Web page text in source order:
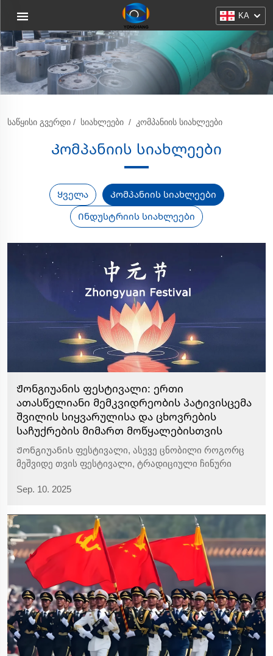
KA
ᲡᲐᲬᲧᲘᲡᲘ ᲒᲕᲔᲠᲓᲘ / ᲡᲘᲐᲮᲚᲔᲔᲑᲘ / ᲙᲝᲛᲞᲐᲜᲘᲘᲡ ᲡᲘᲐᲮᲚᲔᲔᲑᲘ
Კომპანიის სიახლეები
Ყველა Კომპანიის სიახლეები
Ინდუსტრიის სიახლეები
Ჟონგიუანის ფესტივალი: ერთი
ათასწელიანი მემკვიდრეობის პატივისცემა
შვილის სიყვარულისა და ცხოვრების
საჩუქრების მიმართ მოწყალებისთვის
Ჟონგიუანის ფესტივალი, ასევე ცნობილი როგორც
მეშვიდე თვის ფესტივალი, ტრადიციული ჩინური
წინაპართა შესახსენებელ დღეს წარმოადგენს.
შემოდგომის რიტუალიდან გამომდინარე იგი...
Sep. 10. 2025